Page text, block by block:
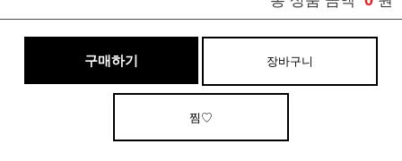
구매하기 장바구니
찜♡